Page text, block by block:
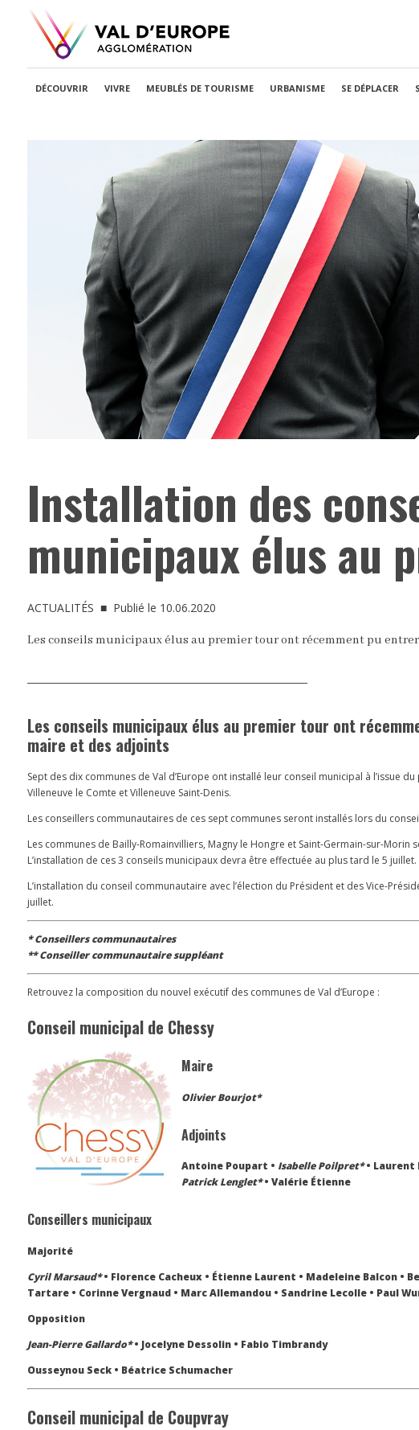
DÉCOUVRIR VIVRE MEUBLÉS DE TOURISME URBANISME SE DÉPLACER
Installation des
municipaux élus au
ACTUALITÉS ■ Publié le 10.06.2020
Les conseils municipaux élus au premier tour ont récemment pu
Les conseils municipaux élus au premier tour ont
maire et des adjoints
Sept des dix communes de Val d’Europe ont installé leur conseil municipal à l’issue
Villeneuve le Comte et Villeneuve Saint-Denis.
Les conseillers communautaires de ces sept communes seront installés lors du
Les communes de Bailly-Romainvilliers, Magny le Hongre et Saint-Germain-sur-Morin
L’installation de ces 3 conseils municipaux devra être effectuée au plus tard le 5 juillet.
L’installation du conseil communautaire avec l’élection du Président et des Vice-
juillet.
* Conseillers communautaires
** Conseiller communautaire suppléant
Retrouvez la composition du nouvel exécutif des communes de Val d’Europe :
Conseil municipal de Chessy
Maire
Olivier Bourjot*
Adjoints
Antoine Poupart • Isabelle Poilpret*• Laurent
Patrick Lenglet*• Valérie Étienne
Conseillers municipaux
Majorité
Cyril Marsaud*• Florence Cacheux • Étienne Laurent • Madeleine Balcon •
Tartare • Corinne Vergnaud • Marc Allemandou • Sandrine Lecolle • Paul
Opposition
Jean-Pierre Gallardo*• Jocelyne Dessolin • Fabio Timbrandy
Ousseynou Seck • Béatrice Schumacher
Conseil municipal de Coupvray